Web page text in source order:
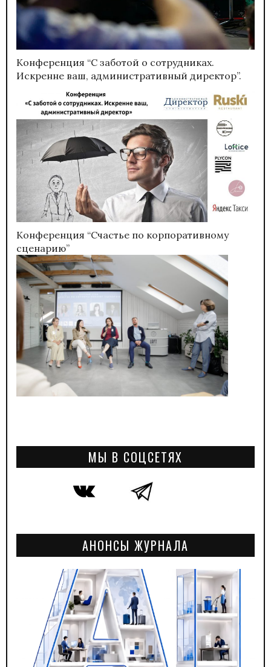
Конференция “С заботой о сотрудниках.
Искренне ваш, административный директор”.
Конференция “Счастье по корпоративному
сценарию”
МЫ В СОЦСЕТЯХ
АНОНСЫ ЖУРНАЛА